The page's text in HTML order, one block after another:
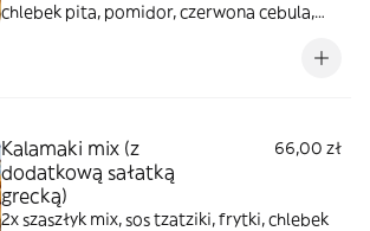
chlebek pita, pomidor, czerwona cebula,
Kalamaki mix (z
dodatkową sałatką
grecką)
66,00 zł
2x szaszłyk mix, sos tzatziki, frytki, chlebek